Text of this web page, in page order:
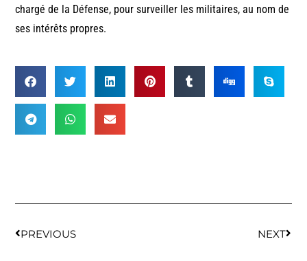
chargé de la Défense, pour surveiller les militaires, au nom de
ses intérêts propres.
PREVIOUS NEXT